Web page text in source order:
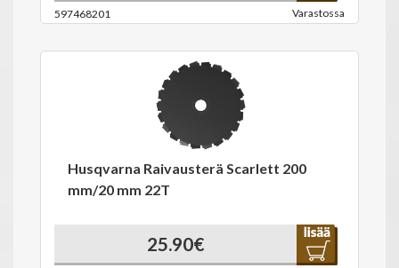
597468201 Varastossa
Husqvarna Raivausterä Scarlett 200
mm/20 mm 22T
25.90€